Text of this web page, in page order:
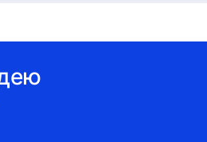
или проект